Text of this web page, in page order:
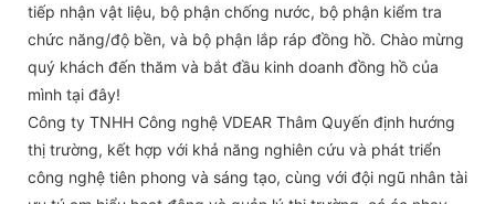
tiếp nhận vật liệu, bộ phận chống nước, bộ phận kiểm tra
chức năng/độ bền, và bộ phận lắp ráp đồng hồ. Chào mừng
quý khách đến thăm và bắt đầu kinh doanh đồng hồ của
mình tại đây!
Công ty TNHH Công nghệ VDEAR Thâm Quyến định hướng
thị trường, kết hợp với khả năng nghiên cứu và phát triển
công nghệ tiên phong và sáng tạo, cùng với đội ngũ nhân tài